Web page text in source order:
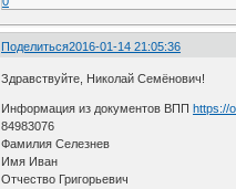
Поделиться2016-01-14 21:05:36
Здравствуйте, Николай Семёнович!
Информация из документов ВПП https://
84983076
Фамилия Селезнев
Имя Иван
Отчество Григорьевич